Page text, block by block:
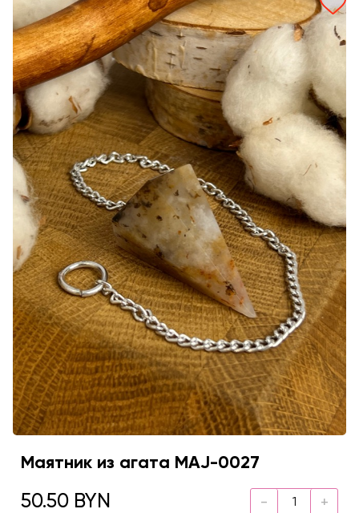
Маятник из агата MAJ-0027
50.50 BYN